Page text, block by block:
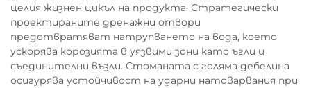
целия жизнен цикъл на продукта. Стратегически
проектираните дренажни отвори
предотвратяват натрупването на вода, което
ускорява корозията в уязвими зони като ъгли и
съединителни възли. Стоманата с голяма дебелина
осигурява устойчивост на ударни натоварвания при